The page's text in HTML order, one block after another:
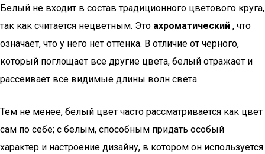
Белый не входит в состав традиционного цветового круга,
так как считается нецветным. Это ахроматический , что
означает, что у него нет оттенка. В отличие от черного,
который поглощает все другие цвета, белый отражает и
рассеивает все видимые длины волн света.
Тем не менее, белый цвет часто рассматривается как цвет
сам по себе; с белым, способным придать особый
характер и настроение дизайну, в котором он используется.